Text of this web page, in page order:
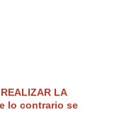
LA
lo contrario se